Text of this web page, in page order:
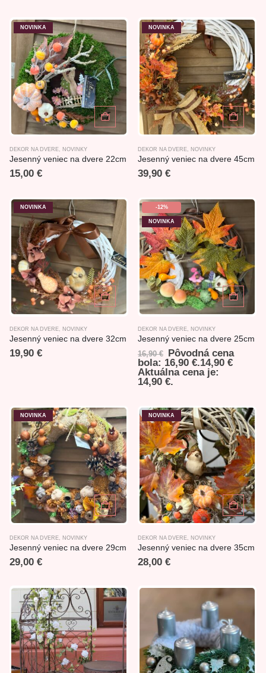
NOVINKA
DEKOR NA DVERE, NOVINKY
Jesenný veniec na dvere 22cm
15,00 €
NOVINKA
DEKOR NA DVERE, NOVINKY
Jesenný veniec na dvere 45cm
39,90 €
NOVINKA
DEKOR NA DVERE, NOVINKY
Jesenný veniec na dvere 32cm
19,90 €
-12%
NOVINKA
DEKOR NA DVERE, NOVINKY
Jesenný veniec na dvere 25cm
16,90€ Pôvodná cena
bola: 16,90 €.14,90 €
Aktuálna cena je:
14,90 €.
NOVINKA
DEKOR NA DVERE NOVINKY
Jesenný veniec na dvere 29cm
29,00 €
NOVINKA
DEKOR NA DVERE NOVINKY
Jesenný veniec na dvere 35cm
28,00 €